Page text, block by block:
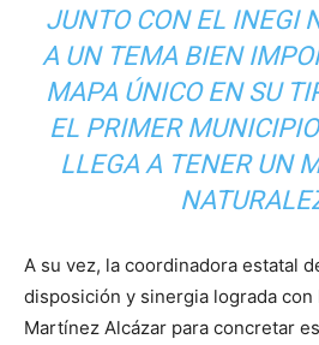
JUNTO CON EL INEGI
A UN TEMA BIEN
MAPA ÚNICO EN SU
EL PRIMER
LLEGA A TENER UN
A su vez, la coordinadora estatal
disposición y sinergia lograda
Martínez Alcázar para concretar